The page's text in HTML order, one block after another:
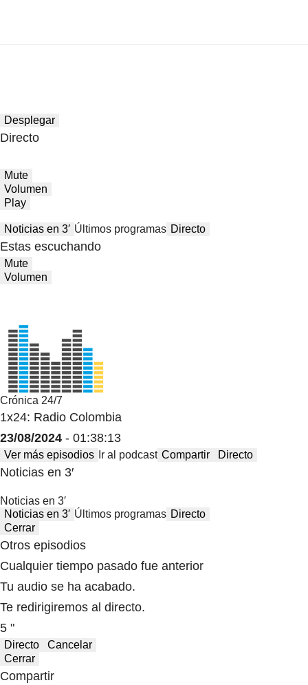
Desplegar
Directo
Mute
Volumen
Play
Noticias en 3′ Últimos programas Directo
Estas escuchando
Mute
Volumen
Crónica 24/7
1x24: Radio Colombia
23/08/2024 - 01:38:13
Ver más episodios Ir al podcast Compartir Directo
Noticias en 3′
Noticias en 3′
Noticias en 3′ Últimos programas Directo
Cerrar
Otros episodios
Cualquier tiempo pasado fue anterior
Tu audio se ha acabado.
Te redirigiremos al directo.
5 "
Directo
Cancelar
Cerrar
Compartir